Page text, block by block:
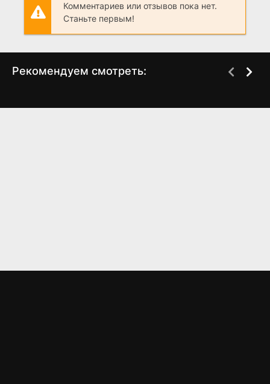
Комментариев или отзывов пока нет.
Станьте первым!
Рекомендуем смотреть: